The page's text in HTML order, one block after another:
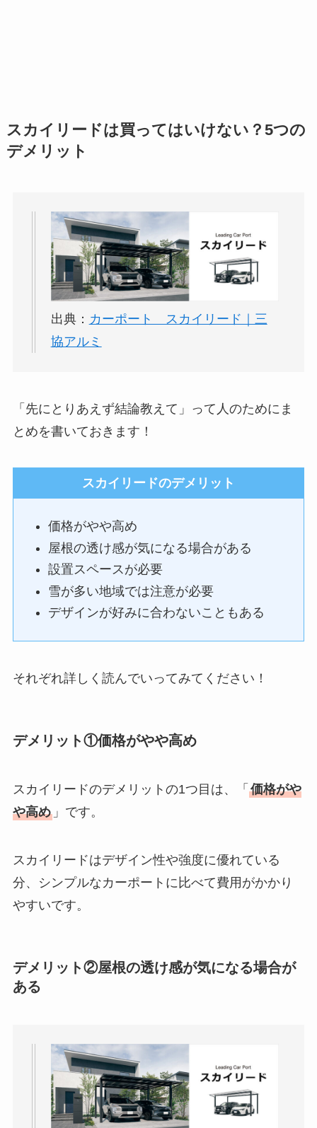
スカイリードは買ってはいけない？5つの
デメリット
出典： カーポート スカイリード｜三
協アルミ
「先にとりあえず結論教えて」って人のためにま
とめを書いておきます！
スカイリードのデメリット
価格がやや高め
屋根の透け感が気になる場合がある
設置スペースが必要
雪が多い地域では注意が必要
デザインが好みに合わないこともある
それぞれ詳しく読んでいってみてください！
デメリット①価格がやや高め
スカイリードのデメリットの1つ目は、「 価格がや
や高め」です。
スカイリードはデザイン性や強度に優れている
分、シンプルなカーポートに比べて費用がかかり
やすいです。
デメリット②屋根の透け感が気になる場合が
ある